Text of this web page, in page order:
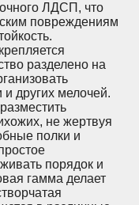
ЛДСП, что
повреждениям
разделено на
других мелочей.
не жертвуя
полки и
порядок и
гамма делает